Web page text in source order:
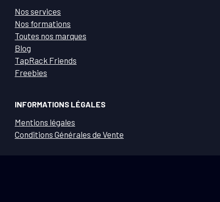
Nos services
Nos formations
Toutes nos marques
Blog
TapRack Friends
Freebies
INFORMATIONS LÉGALES
Mentions légales
Conditions Générales de Vente